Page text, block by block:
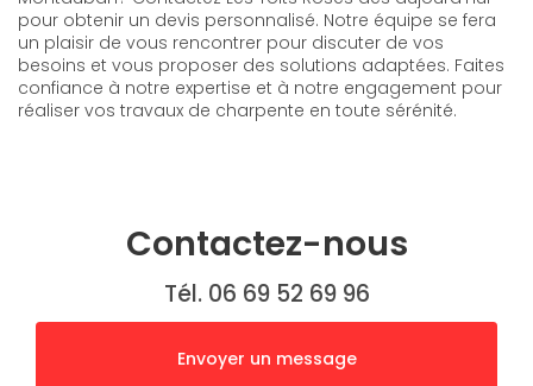
pour obtenir un devis personnalisé. Notre équipe se fera
un plaisir de vous rencontrer pour discuter de vos
besoins et vous proposer des solutions adaptées. Faites
confiance à notre expertise et à notre engagement pour
réaliser vos travaux de charpente en toute sérénité.
Contactez-nous
Tél. 06 69 52 69 96
Envoyer un message